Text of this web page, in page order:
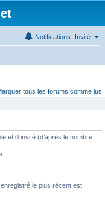
Invité
Notifications
tous les forums comme lus
et 0 invité (d’après le nombre
le plus récent est